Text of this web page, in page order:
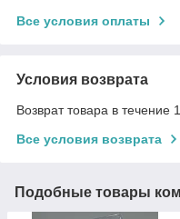
Все условия оплаты
Условия возврата
Возврат товара в течение
Все условия возврата
Подобные товары